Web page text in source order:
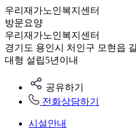
우리재가노인복지센터
방문요양
우리재가노인복지센터
경기도 용인시 처인구 모현읍
대형 설립5년이내
공유하기
전화상담하기
시설안내